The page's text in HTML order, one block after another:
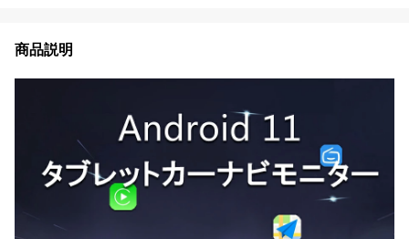
商品説明